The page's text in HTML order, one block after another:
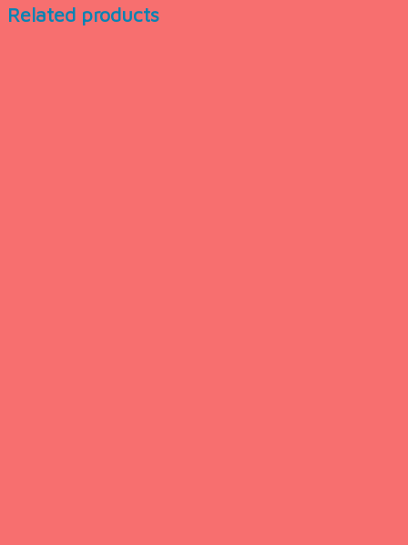
Related products